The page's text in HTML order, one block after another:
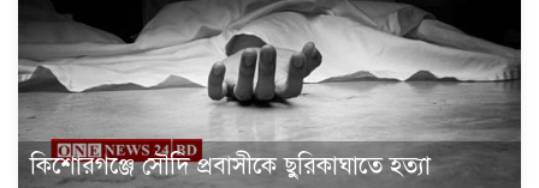
কিশোরগঞ্জে সৌদি প্রবাসীকে ছুরিকাঘাতে হত্যা